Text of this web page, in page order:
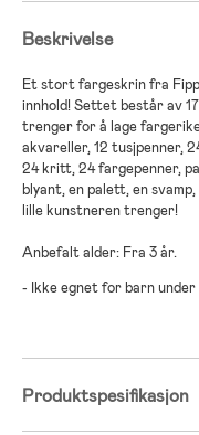
Beskrivelse
Et stort fargeskrin fra
innhold! Settet består av
trenger for å lage
akvareller, 12 tusjpenner,
24 kritt, 24 fargepenner,
blyant, en palett, en
lille kunstneren trenger!
Anbefalt alder: Fra 3 år.
- Ikke egnet for barn under
Produktspesifikasjon